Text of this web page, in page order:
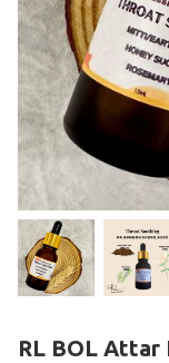
RL BOL Attar